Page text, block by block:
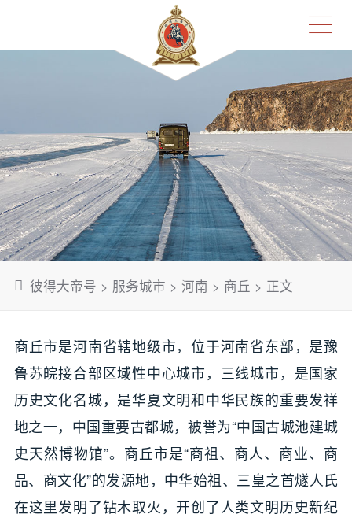
彼得大帝号 > 服务城市 > 河南 > 商丘 > 正文
商丘市是河南省辖地级市，位于河南省东部，是豫
鲁苏皖接合部区域性中心城市，三线城市，是国家
历史文化名城，是华夏文明和中华民族的重要发祥
地之一，中国重要古都城，被誉为“中国古城池建城
史天然博物馆”。商丘市是“商祖、商人、商业、商
品、商文化”的发源地，中华始祖、三皇之首燧人氏
在这里发明了钻木取火，开创了人类文明历史新纪